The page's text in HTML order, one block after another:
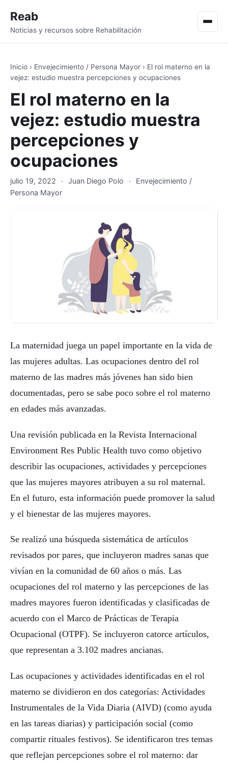
Reab
Noticias y recursos sobre Rehabilitación
Inicio › Envejecimiento / Persona Mayor › El rol materno en la
vejez: estudio muestra percepciones y ocupaciones
El rol materno en la
vejez: estudio muestra
percepciones y
ocupaciones
julio 19, 2022 · Juan Diego Polo ·
Envejecimiento /
Persona Mayor
La maternidad juega un papel importante en la vida de
las mujeres adultas. Las ocupaciones dentro del rol
materno de las madres más jóvenes han sido bien
documentadas, pero se sabe poco sobre el rol materno
en edades más avanzadas.
Una revisión publicada en la Revista Internacional
Environment Res Public Health tuvo como objetivo
describir las ocupaciones, actividades y percepciones
que las mujeres mayores atribuyen a su rol maternal.
En el futuro, esta información puede promover la salud
y el bienestar de las mujeres mayores.
Se realizó una búsqueda sistemática de artículos
revisados ​​por pares, que incluyeron madres sanas que
vivían en la comunidad de 60 años o más. Las
ocupaciones del rol materno y las percepciones de las
madres mayores fueron identificadas y clasificadas de
acuerdo con el Marco de Prácticas de Terapia
Ocupacional (OTPF). Se incluyeron catorce artículos,
que representan a 3.102 madres ancianas.
Las ocupaciones y actividades identificadas en el rol
materno se dividieron en dos categorías: Actividades
Instrumentales de la Vida Diaria (AIVD) (como ayuda
en las tareas diarias) y participación social (como
compartir rituales festivos). Se identificaron tres temas
que reflejan percepciones sobre el rol materno: dar